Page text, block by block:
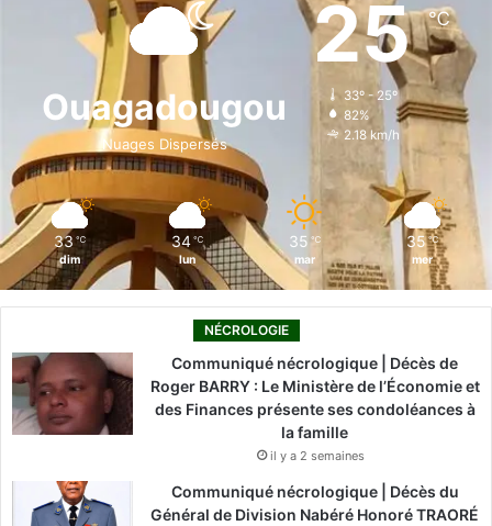
b
o
k
i
n
a
g
r
o
k
Ouagadougou
Nuages Dispersés
25℃
33º - 25º
82%
2.18 km/h
33 ℃
dim
34 ℃
lun
35 ℃
mar
35 ℃
mer
NÉCROLOGIE
Communiqué nécrologique | Décès de
Roger BARRY : Le Ministère de l’Économie et
des Finances présente ses condoléances à
la famille
il y a 2 semaines
Communiqué nécrologique | Décès du
Général de Division Nabéré Honoré TRAORÉ